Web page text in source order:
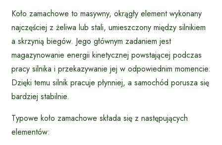
Koło zamachowe to masywny, okrągły element wykonany
najczęściej z żeliwa lub stali, umieszczony między silnikiem
a skrzynią biegów. Jego głównym zadaniem jest
magazynowanie energii kinetycznej powstającej podczas
pracy silnika i przekazywanie jej w odpowiednim momencie.
Dzięki temu silnik pracuje płynniej, a samochód porusza się
bardziej stabilnie.
Typowe koło zamachowe składa się z następujących
elementów: